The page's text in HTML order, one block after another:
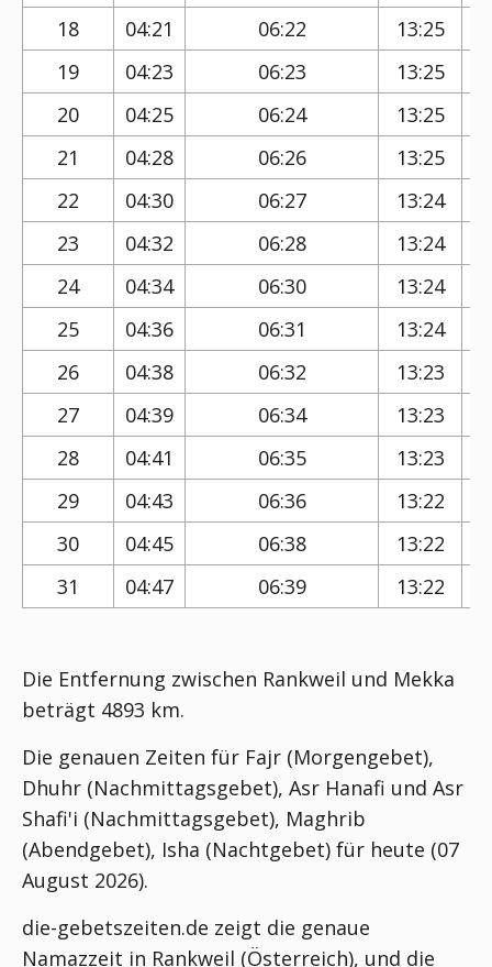
18 04:21 06:22 13:25
19
04:23 06:23 13:25
20
04:25 06:24 13:25
21
04:28 06:26 13:25
22
04:30 06:27 13:24
23
04:32 06:28 13:24
24
04:34 06:30 13:24
25
04:36 06:31 13:24
26
04:38 06:32 13:23
27
04:39 06:34 13:23
28
04:41 06:35 13:23
29
04:43 06:36 13:22
30
04:45 06:38 13:22
31
04:47 06:39 13:22
Die Entfernung zwischen Rankweil und Mekka
beträgt 4893 km.
Die genauen Zeiten für Fajr (Morgengebet),
Dhuhr (Nachmittagsgebet), Asr Hanafi und Asr
Shafi'i (Nachmittagsgebet), Maghrib
(Abendgebet), Isha (Nachtgebet) für heute (07
August 2026).
die-gebetszeiten.de zeigt die genaue
Namazzeit in Rankweil (Österreich), und die